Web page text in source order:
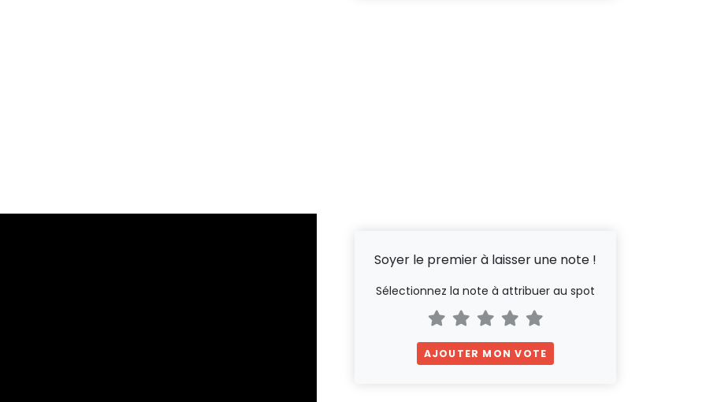
Soyer le premier à laisser une note !
Sélectionnez la note à attribuer au spot
AJOUTER MON VOTE